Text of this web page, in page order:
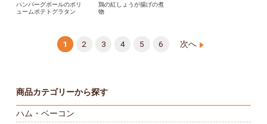
ハンバーグボールのボリ
ュームポテトグラタン
鶏の紅しょうが揚げの煮
物
1 2 3 4 5 6 次へ
商品カテゴリーから探す
ハム・ベーコン